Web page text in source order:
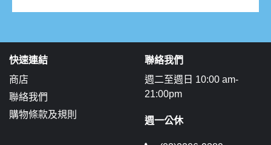
快速連結
商店
聯絡我們
購物條款及規則
聯絡我們
週二至週日 10:00 am-
21:00pm
週一公休